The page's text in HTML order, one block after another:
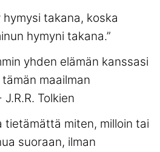
hymysi takana, koska
hymyni takana.”
yhden elämän kanssasi
maailman
Tolkien
tietämättä miten, milloin tai
suoraan, ilman